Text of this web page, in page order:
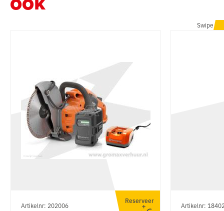
Swipe
Artikelnr: 202006
Reserveer
Artikelnr: